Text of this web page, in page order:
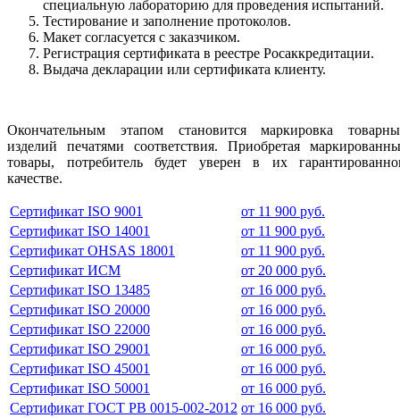
специальную лабораторию для проведения испытаний.
Тестирование и заполнение протоколов.
Макет согласуется с заказчиком.
Регистрация сертификата в реестре Росаккредитации.
Выдача декларации или сертификата клиенту.
Окончательным этапом становится маркировка
изделий печатями соответствия. Приобретая
товары, потребитель будет уверен в их
качестве.
Сертификат ISO 9001
от 11 900 руб.
Сертификат ISO 14001
от 11 900 руб.
Сертификат OHSAS 18001
от 11 900 руб.
Сертификат ИСМ
от 20 000 руб.
Сертификат ISO 13485
от 16 000 руб.
Сертификат ISO 20000
от 16 000 руб.
Сертификат ISO 22000
от 16 000 руб.
Сертификат ISO 29001
от 16 000 руб.
Сертификат ISO 45001
от 16 000 руб.
Сертификат ISO 50001
от 16 000 руб.
Сертификат ГОСТ РВ 0015-002-2012 от 16 000 руб.